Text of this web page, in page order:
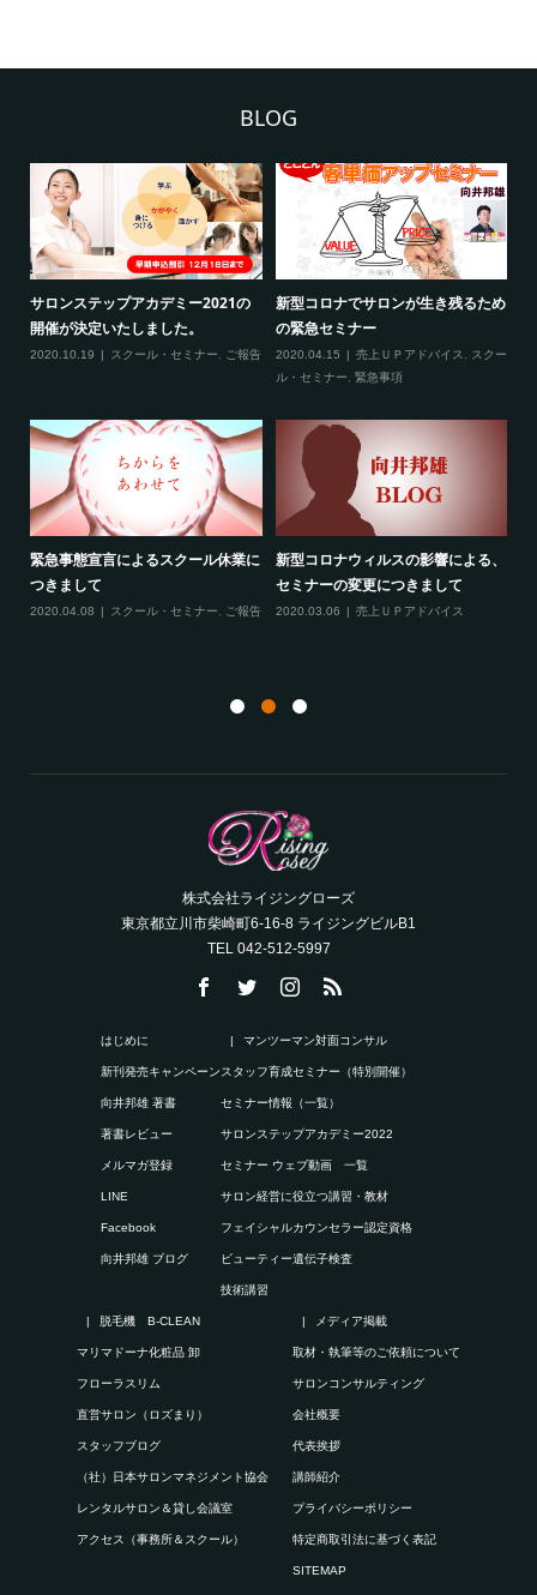
BLOG
サロンステップアカデミー2021の
開催が決定いたしました。
2020.10.19 スクール・セミナー, ご報告
新型コロナでサロンが生き残るため
の緊急セミナー
2020.04.15 売上ＵＰアドバイス, スクー
ル・セミナー, 緊急事項
緊急事態宣言によるスクール休業に
つきまして
2020.04.08 スクール・セミナー ご報告
新型コロナウィルスの影響による、
セミナーの変更につきまして
2020.03.06 売上ＵＰアドバイス
株式会社ライジングローズ
東京都立川市柴崎町6-16-8 ライジングビルB1
TEL 042-512-5997
はじめに
新刊発売キャンペーン
向井邦雄 著書
著書レビュー
メルマガ登録
LINE
Facebook
向井邦雄 ブログ
マンツーマン対面コンサル
スタッフ育成セミナー（特別開催）
セミナー情報（一覧）
サロンステップアカデミー2022
セミナー ウェブ動画 一覧
サロン経営に役立つ講習・教材
フェイシャルカウンセラー認定資格
ビューティー遺伝子検査
技術講習
脱毛機 B-CLEAN
マリマドーナ化粧品 卸
フローラスリム
直営サロン（ロズまり）
スタッフブログ
（社）日本サロンマネジメント協会
レンタルサロン＆貸し会議室
アクセス（事務所＆スクール）
メディア掲載
取材・執筆等のご依頼について
サロンコンサルティング
会社概要
代表挨拶
講師紹介
プライバシーポリシー
特定商取引法に基づく表記
SITEMAP